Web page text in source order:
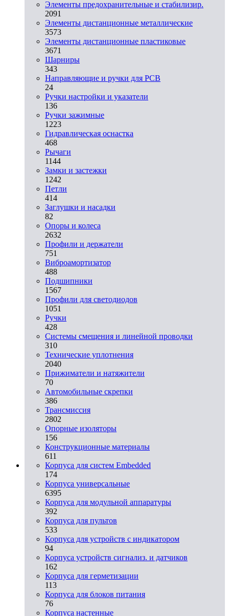
Элементы предохранительные и стабилизир.
2091
Элементы дистанционные металлические
3573
Элементы дистанционные пластиковые
3671
Шарниры
343
Направляющие и ручки для PCB
24
Ручки настройки и указатели
136
Ручки зажимные
1223
Гидравлическая оснастка
468
Рычаги
1144
Замки и застежки
1242
Петли
414
Заглушки и насадки
82
Опоры и колеса
2632
Профили и держатели
751
Виброамортизатор
488
Подшипники
1567
Профили для светодиодов
1051
Ручки
428
Системы смещения и линейной проводки
310
Технические уплотнения
2040
Прижиматели и натяжители
70
Автомобильные скрепки
386
Трансмиссия
2802
Опорные изоляторы
156
Конструкционные материалы
611
Корпуса для систем Embedded
174
Корпуса универсальные
6395
Корпуса для модульной аппаратуры
392
Корпуса для пультов
533
Корпуса для устройств с индикатором
94
Корпуса устройств сигнализ. и датчиков
162
Корпуса для герметизации
113
Корпуса для блоков питания
76
Корпуса настенные